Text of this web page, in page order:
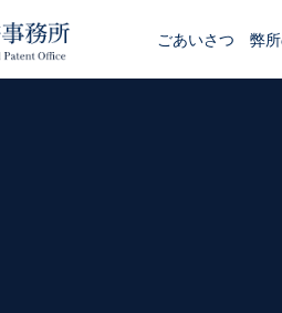
ごあいさつ 弊